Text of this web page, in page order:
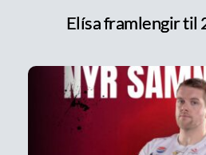
Elísa framlengir til